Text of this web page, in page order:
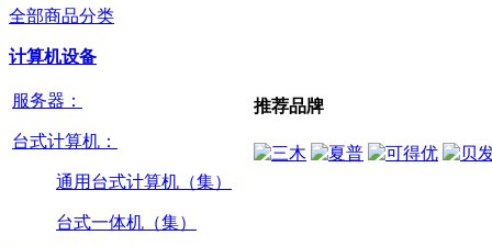
全部商品分类
计算机设备
服务器：
台式计算机：
通用台式计算机（集）
台式一体机（集）
推荐品牌